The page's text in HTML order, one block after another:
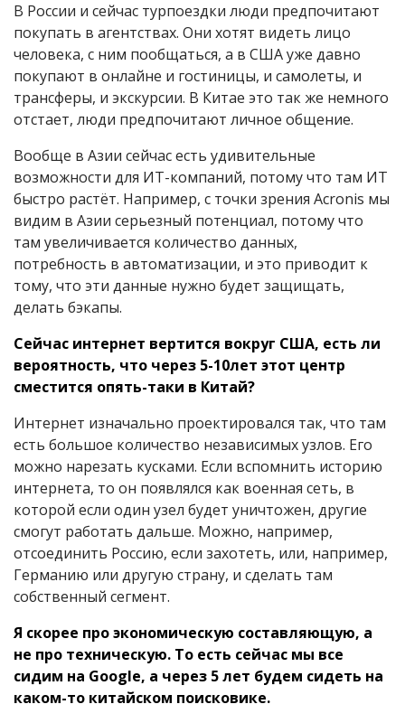
В России и сейчас турпоездки люди предпочитают
покупать в агентствах. Они хотят видеть лицо
человека, с ним пообщаться, а в США уже давно
покупают в онлайне и гостиницы, и самолеты, и
трансферы, и экскурсии. В Китае это так же немного
отстает, люди предпочитают личное общение.
Вообще в Азии сейчас есть удивительные
возможности для ИТ-компаний, потому что там ИТ
быстро растёт. Например, с точки зрения Acronis мы
видим в Азии серьезный потенциал, потому что
там увеличивается количество данных,
потребность в автоматизации, и это приводит к
тому, что эти данные нужно будет защищать,
делать бэкапы.
Сейчас интернет вертится вокруг США, есть ли
вероятность, что через 5-10лет этот центр
сместится опять-таки в Китай?
Интернет изначально проектировался так, что там
есть большое количество независимых узлов. Его
можно нарезать кусками. Если вспомнить историю
интернета, то он появлялся как военная сеть, в
которой если один узел будет уничтожен, другие
смогут работать дальше. Можно, например,
отсоединить Россию, если захотеть, или, например,
Германию или другую страну, и сделать там
собственный сегмент.
Я скорее про экономическую составляющую, а
не про техническую. То есть сейчас мы все
сидим на Google, а через 5 лет будем сидеть на
каком-то китайском поисковике.